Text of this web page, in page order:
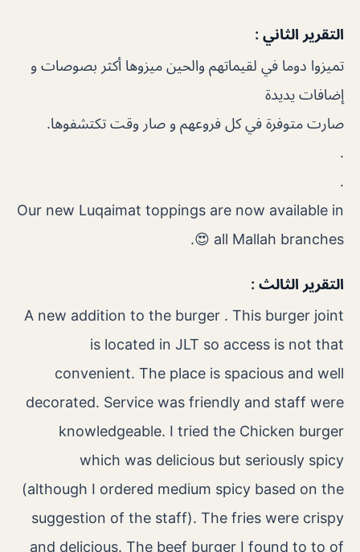
التقرير الثاني :
تميزوا دوما في لقيماتهم والحين ميزوها أكثر بصوصات و
إضافات يديدة
صارت متوفرة في كل فروعهم و صار وقت تكتشفوها.
.
.
Our new Luqaimat toppings are now available in
all Mallah branches 😍.
التقرير الثالث :
A new addition to the burger . This burger joint
is located in JLT so access is not that
convenient. The place is spacious and well
decorated. Service was friendly and staff were
knowledgeable. I tried the Chicken burger
which was delicious but seriously spicy
(although I ordered medium spicy based on the
suggestion of the staff). The fries were crispy
and delicious. The beef burger I found to to of